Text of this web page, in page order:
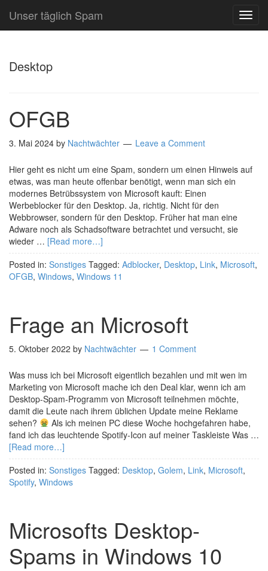
Unser täglich Spam
Desktop
OFGB
3. Mai 2024 by Nachtwächter Leave a Comment
Hier geht es nicht um eine Spam, sondern um einen Hinweis auf
etwas, was man heute offenbar benötigt, wenn man sich ein
modernes Betrübssystem von Microsoft kauft: Einen
Werbeblocker für den Desktop. Ja, richtig. Nicht für den
Webbrowser, sondern für den Desktop. Früher hat man eine
Adware noch als Schadsoftware betrachtet und versucht, sie
wieder … [Read more…]
Posted in: Sonstiges Tagged: Adblocker, Desktop, Link, Microsoft,
OFGB, Windows, Windows 11
Frage an Microsoft
5. Oktober 2022 by Nachtwächter 1 Comment
Was muss ich bei Microsoft eigentlich bezahlen und mit wen im
Marketing von Microsoft mache ich den Deal klar, wenn ich am
Desktop-Spam-Programm von Microsoft teilnehmen möchte,
damit die Leute nach ihrem üblichen Update meine Reklame
sehen?
Als ich meinen PC diese Woche hochgefahren habe,
fand ich das leuchtende Spotify-Icon auf meiner Taskleiste Was …
[Read more…]
Posted in: Sonstiges Tagged: Desktop, Golem, Link, Microsoft,
Spotify, Windows
Microsofts Desktop-
Spams in Windows 10